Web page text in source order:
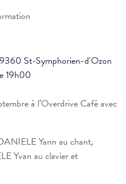
St-Symphorien-d'Ozon
19h00
à l’Overdrive Café avec
Yann au chant,
Yvan au clavier et